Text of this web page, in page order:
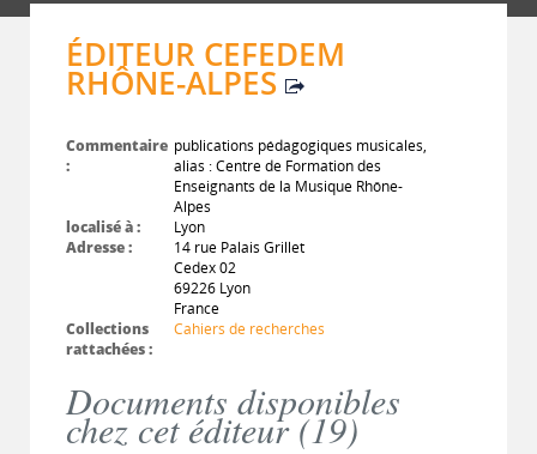
ÉDITEUR CEFEDEM
RHÔNE-ALPES
Commentaire
:
publications pédagogiques musicales,
alias : Centre de Formation des
Enseignants de la Musique Rhône-
Alpes
localisé à :
Lyon
Adresse :
14 rue Palais Grillet
Cedex 02
69226 Lyon
France
Collections
rattachées :
Cahiers de recherches
Documents disponibles
chez cet éditeur (19)